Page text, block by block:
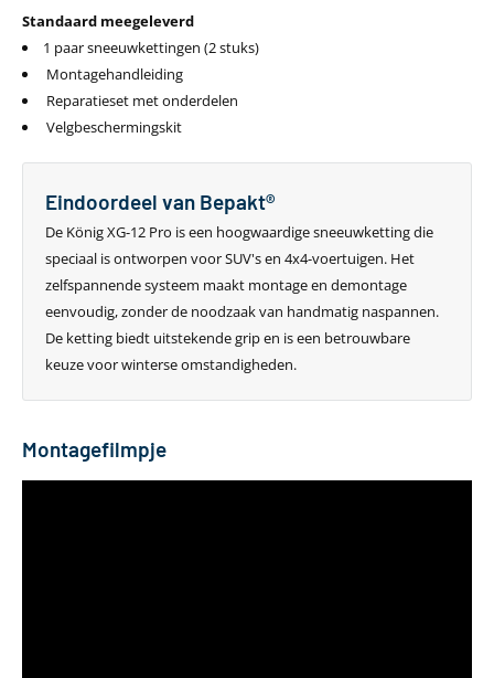
Standaard meegeleverd
1 paar sneeuwkettingen (2 stuks)
Montagehandleiding
Reparatieset met onderdelen
Velgbeschermingskit
Eindoordeel van Bepakt®
De König XG-12 Pro is een hoogwaardige sneeuwketting die
speciaal is ontworpen voor SUV's en 4x4-voertuigen. Het
zelfspannende systeem maakt montage en demontage
eenvoudig, zonder de noodzaak van handmatig naspannen.
De ketting biedt uitstekende grip en is een betrouwbare
keuze voor winterse omstandigheden.
Montagefilmpje